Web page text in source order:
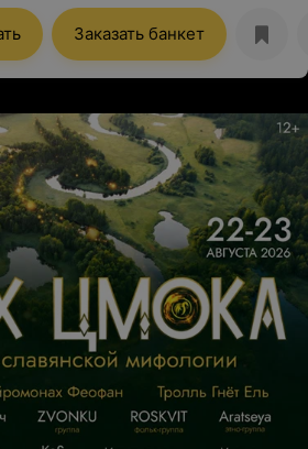
!! Очень достойный сервис
Обслуживание на высшем
помогала воплотить
Заказать банкет